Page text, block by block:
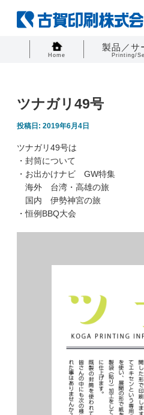
Home
製品／サ
Printing/
ツナガリ49号
投稿日: 2019年6月4日
ツナガリ49号は
・封筒について
・お出かけナビ GW特集
海外 台湾・高雄の旅
国内 伊勢神宮の旅
・恒例BBQ大会